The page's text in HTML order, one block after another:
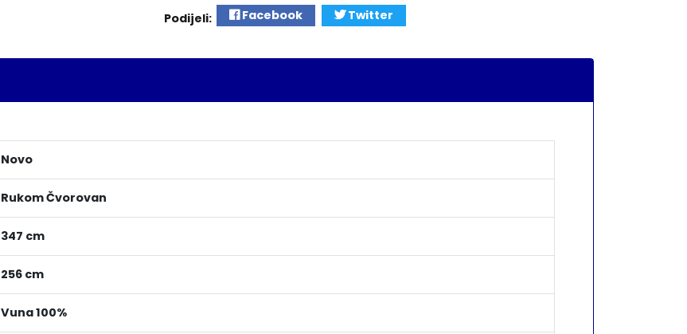
Podijeli: Facebook Twitter
Novo
Rukom Čvorovan
347 cm
256 cm
Vuna 100%